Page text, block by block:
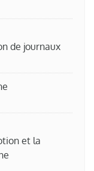
de journaux
et la